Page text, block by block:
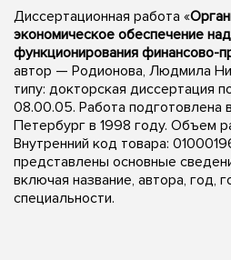
Диссертационная работа «
экономическое обеспечение
функционирования финансово-
автор — Родионова, Людмила
типу: докторская диссертация
08.00.05. Работа подготовлена
Петербург в 1998 году. Объем
Внутренний код товара:
представлены основные
включая название, автора, год,
специальности.